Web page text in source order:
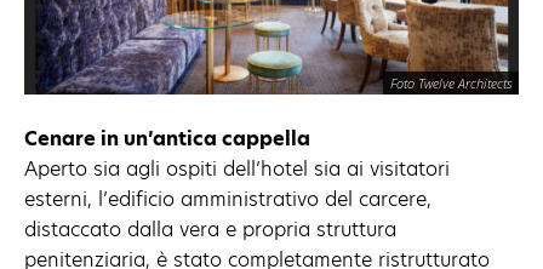
Foto Twelve Architects
Cenare in un’antica cappella
Aperto sia agli ospiti dell’hotel sia ai visitatori
esterni, l’edificio amministrativo del carcere,
distaccato dalla vera e propria struttura
penitenziaria, è stato completamente ristrutturato